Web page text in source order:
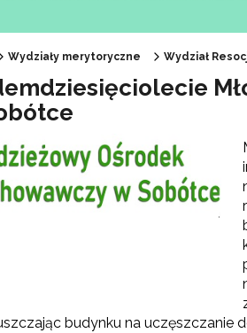
Wydziały merytoryczne Wydział
budynku na uczęszczanie